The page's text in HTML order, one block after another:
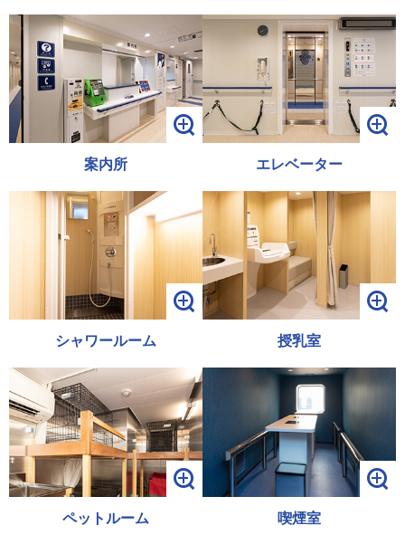
案内所 エレベーター
シャワールーム 授乳室
ペットルーム 喫煙室